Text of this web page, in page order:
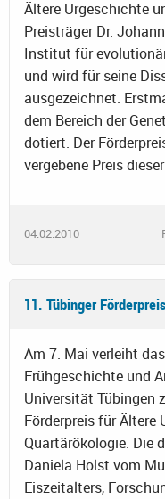
Ältere Urgeschichte
Preisträger Dr.
Institut für
und wird für seine
ausgezeichnet.
dem Bereich der
dotiert. Der
vergebene Preis
04.02.2010
11. Tübinger
Am 7. Mai verleiht
Frühgeschichte und
Universität Tübingen
Förderpreis für Ältere
Quartärökologie. Die
Daniela Holst vom
Eiszeitalters,